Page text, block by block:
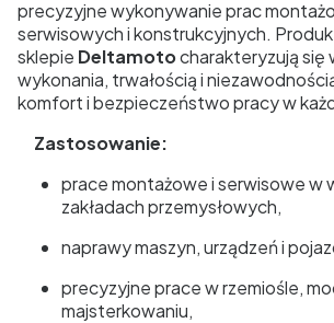
precyzyjne wykonywanie prac
serwisowych i konstrukcyjnych.
sklepie Deltamotocharakteryzują się
wykonania, trwałością i
komfort i bezpieczeństwo pracy w
Zastosowanie:
prace montażowe i serwisowe w
zakładach przemysłowych,
naprawy maszyn, urządzeń i
precyzyjne prace w rzemiośle,
majsterkowaniu,